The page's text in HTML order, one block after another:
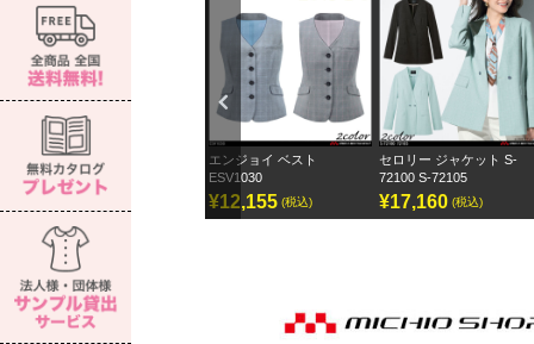
ous
長袖ブラウス S-
エンジョイ ベスト
(税込)
セロリー ジャケット S-
72100 S-72105
¥17,160 (税込)
セロリー
ェーンパッ
¥12,870